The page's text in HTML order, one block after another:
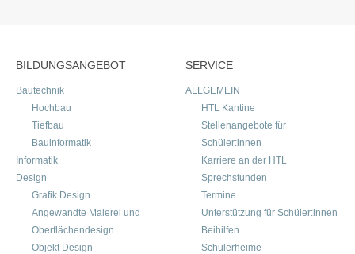
BILDUNGSANGEBOT
Bautechnik
Hochbau
Tiefbau
Bauinformatik
Informatik
Design
Grafik Design
Angewandte Malerei und
Oberflächendesign
Objekt Design
SERVICE
ALLGEMEIN
HTL Kantine
Stellenangebote für
Schüler:innen
Karriere an der HTL
Sprechstunden
Termine
Unterstützung für Schüler:innen
Beihilfen
Schülerheime